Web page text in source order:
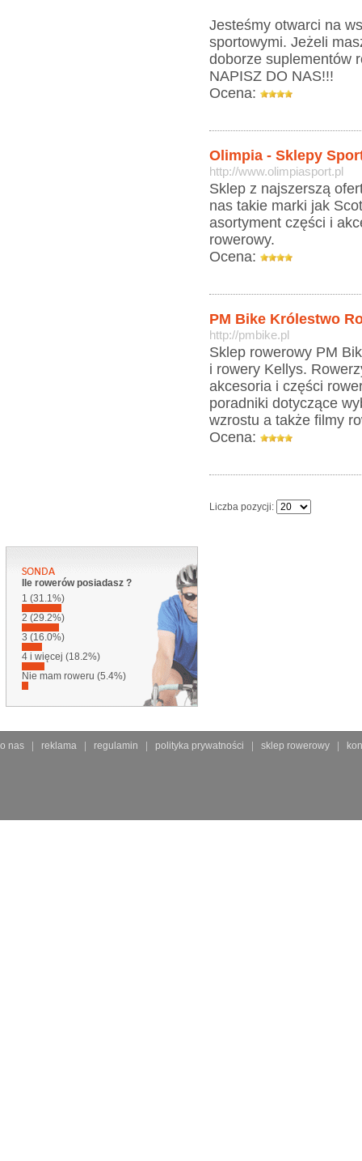
Jesteśmy otwarci na
sportowymi. Jeżeli
doborze suplementów
NAPISZ DO NAS!!!
Ocena:
Olimpia - Sklepy
http://www.olimpiasport.pl
Sklep z najszerszą
nas takie marki jak
asortyment części i
rowerowy.
Ocena:
PM Bike Królestwo
http://pmbike.pl
Sklep rowerowy PM
i rowery Kellys.
akcesoria i części
poradniki dotyczące
wzrostu a także filmy
Ocena:
Liczba pozycji:
Ile rowerów posiadasz ?
1 (31.1%)
2 (29.2%)
3 (16.0%)
4 i więcej (18.2%)
Nie mam roweru (5.4%)
o nas reklama regulamin polityka prywatności sklep rowerowy